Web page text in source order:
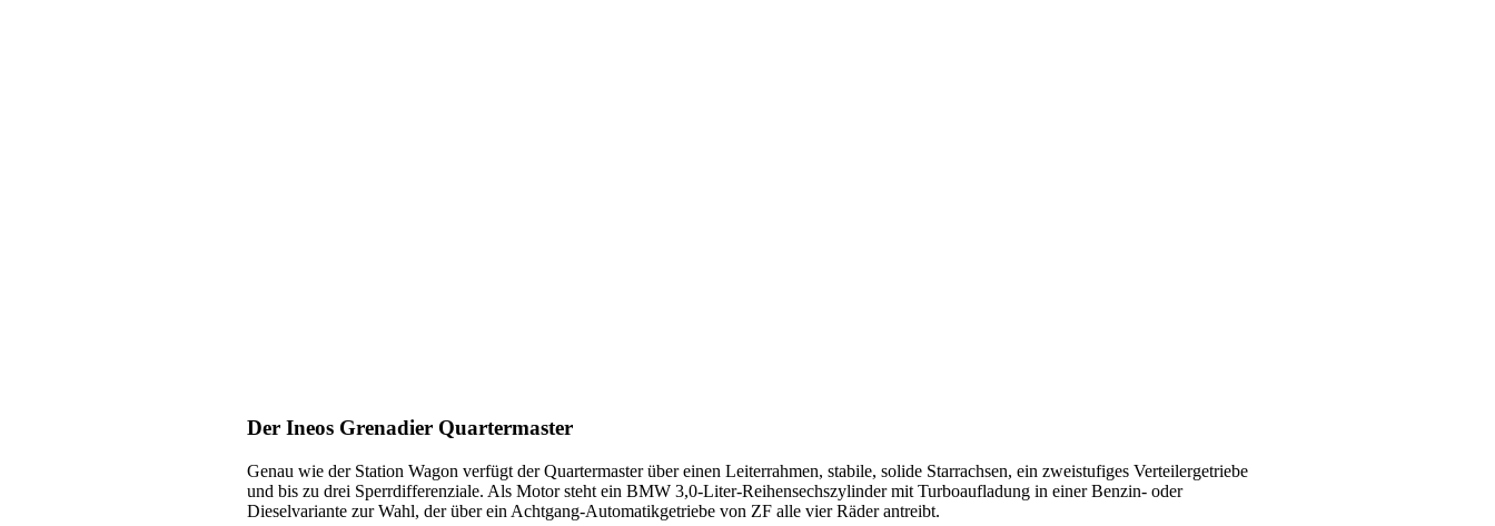
Der Ineos Grenadier Quartermaster
Genau wie der Station Wagon verfügt der Quartermaster über einen Leiterrahmen, stabile, solide Starrachsen, ein zweistufiges Verteilergetriebe
und bis zu drei Sperrdifferenziale. Als Motor steht ein BMW 3,0-Liter-Reihensechszylinder mit Turboaufladung in einer Benzin- oder
Dieselvariante zur Wahl, der über ein Achtgang-Automatikgetriebe von ZF alle vier Räder antreibt.